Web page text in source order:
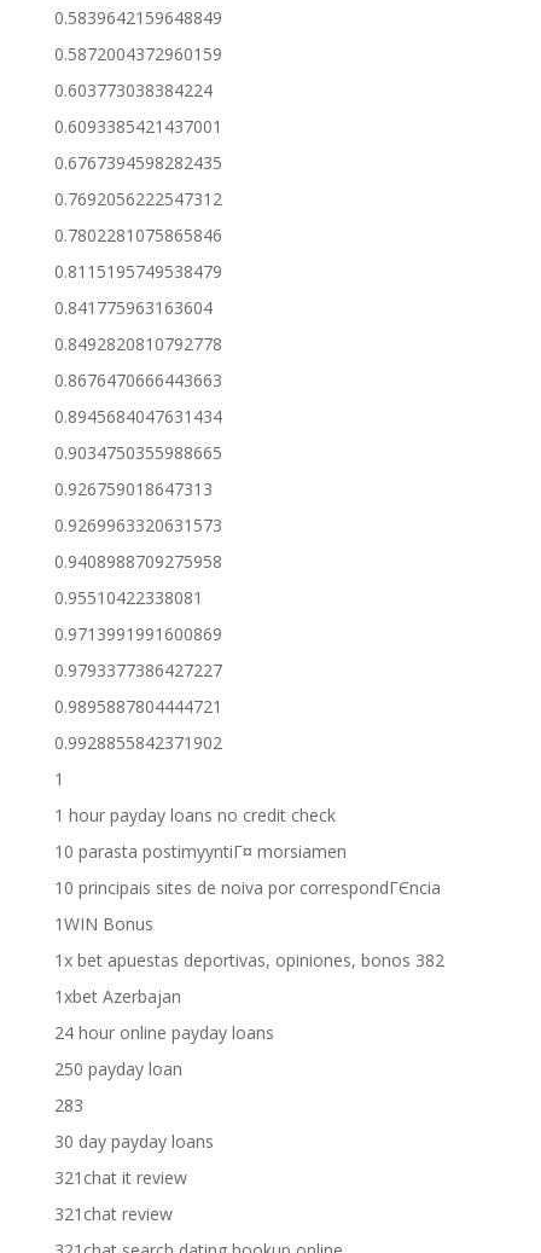
0.5839642159648849
0.5872004372960159
0.603773038384224
0.6093385421437001
0.6767394598282435
0.7692056222547312
0.7802281075865846
0.8115195749538479
0.841775963163604
0.8492820810792778
0.8676470666443663
0.8945684047631434
0.9034750355988665
0.926759018647313
0.9269963320631573
0.9408988709275958
0.95510422338081
0.9713991991600869
0.9793377386427227
0.9895887804444721
0.9928855842371902
1
1 hour payday loans no credit check
10 parasta postimyyntiГ¤ morsiamen
10 principais sites de noiva por correspondГЄncia
1WIN Bonus
1x bet apuestas deportivas, opiniones, bonos 382
1xbet Azerbajan
24 hour online payday loans
250 payday loan
283
30 day payday loans
321chat it review
321chat review